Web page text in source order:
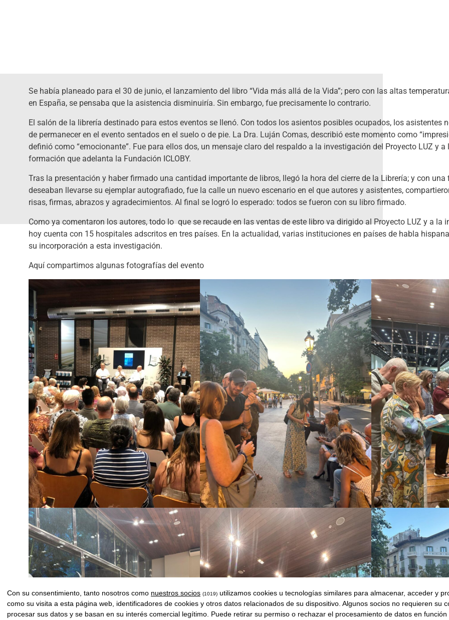
Se había planeado para el 30 de junio, el lanzamiento del libro “Vida más allá de la Vida”; pero con las altas
en España, se pensaba que la asistencia disminuiría. Sin embargo, fue precisamente lo contrario.
El salón de la librería destinado para estos eventos se llenó. Con todos los asientos posibles ocupados, los asistentes
de permanecer en el evento sentados en el suelo o de pie. La Dra. Luján Comas, describió este momento como
definió como “emocionante”. Fue para ellos dos, un mensaje claro del respaldo a la investigación del Proyecto LUZ y
formación que adelanta la Fundación ICLOBY.
Tras la presentación y haber firmado una cantidad importante de libros, llegó la hora del cierre de la Librería; y con una
deseaban llevarse su ejemplar autografiado, fue la calle un nuevo escenario en el que autores y asistentes,
risas, firmas, abrazos y agradecimientos. Al final se logró lo esperado: todos se fueron con su libro firmado.
Como ya comentaron los autores, todo lo que se recaude en las ventas de este libro va dirigido al Proyecto LUZ y a la
hoy cuenta con 15 hospitales adscritos en tres países. En la actualidad, varias instituciones en países de habla
su incorporación a esta investigación.
Aquí compartimos algunas fotografías del evento
Con su consentimiento, tanto nosotros como nuestros socios (1019) utilizamos cookies u tecnologías similares para almacenar, acceder y
como su visita a esta página web, identificadores de cookies y otros datos relacionados de su dispositivo. Algunos socios no requieren su
procesar sus datos y se basan en su interés comercial legítimo. Puede retirar su permiso o rechazar el procesamiento de datos en